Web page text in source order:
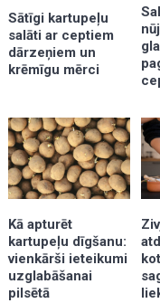
Sātīgi kartupeļu
salāti ar ceptiem
dārzeņiem un
krēmīgu mērci
Kā apturēt
kartupeļu dīgšanu:
vienkārši ieteikumi
uzglabāšanai
pilsētā